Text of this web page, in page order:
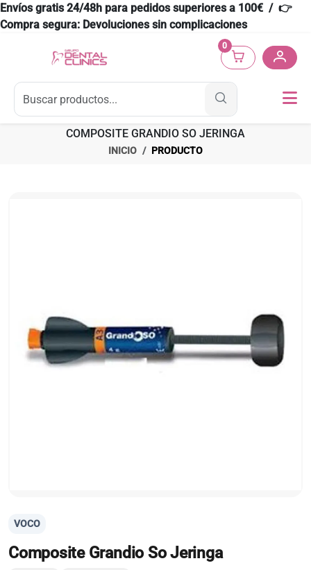
Envíos gratis 24/48h para pedidos superiores a 100€ / 👉
Compra segura: Devoluciones sin complicaciones
0
COMPOSITE GRANDIO SO JERINGA
INICIO PRODUCTO
VOCO
Composite Grandio So Jeringa